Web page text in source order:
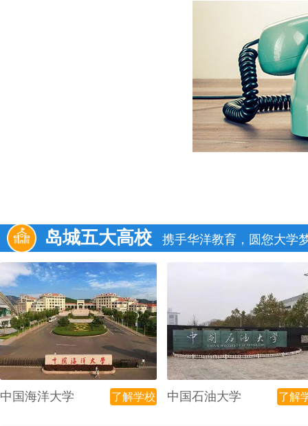
岛城五大高校 携手华洋教育，圆您大学
中国海洋大学 了解学校 中国石油大学 了解